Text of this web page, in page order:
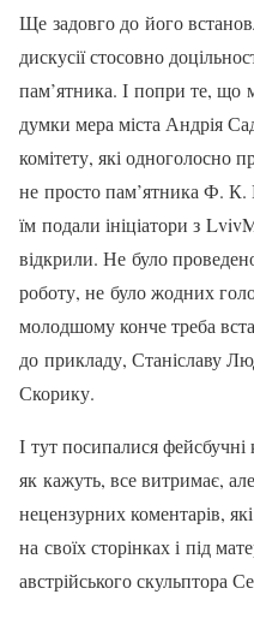
Ще задовго до його
дискусії стосовно
пам’ятника. І попри те, що
думки мера міста Андрія
комітету, які одноголосно
не просто пам’ятника Ф. К.
їм подали ініціатори з
відкрили. Не було
роботу, не було жодних
молодшому конче треба
до прикладу, Станіславу
Скорику.
І тут посипалися
як кажуть, все витримає,
нецензурних коментарів,
на своїх сторінках і під
австрійського скульптора